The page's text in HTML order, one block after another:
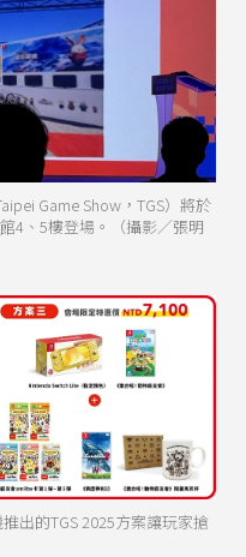
Game Show，TGS）將於
4、5樓登場。（攝影／張明
出的TGS 2025方案讓玩家搶